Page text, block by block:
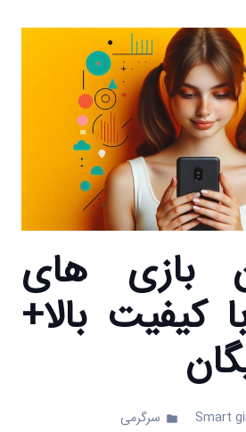
بازی های
کیفیت بالا+
Smart
folder سرگرمی